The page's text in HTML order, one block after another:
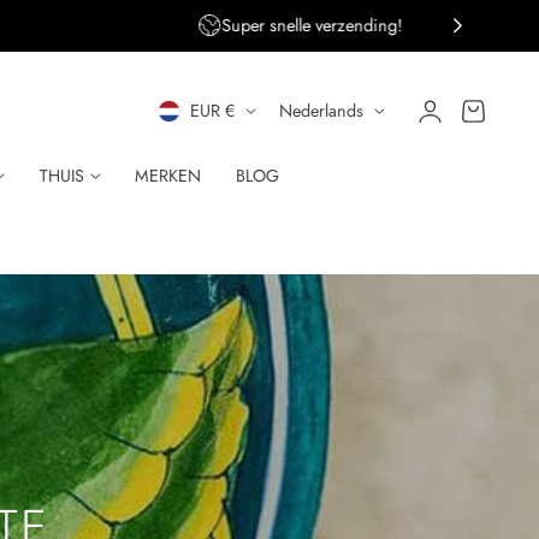
Persoonlijke klantenservice
THUIS MERKEN BLOG
L
A
D
/
R
E
G
I
EUR €
T
A
L
Nederlands Inloggen
Winkelwagen